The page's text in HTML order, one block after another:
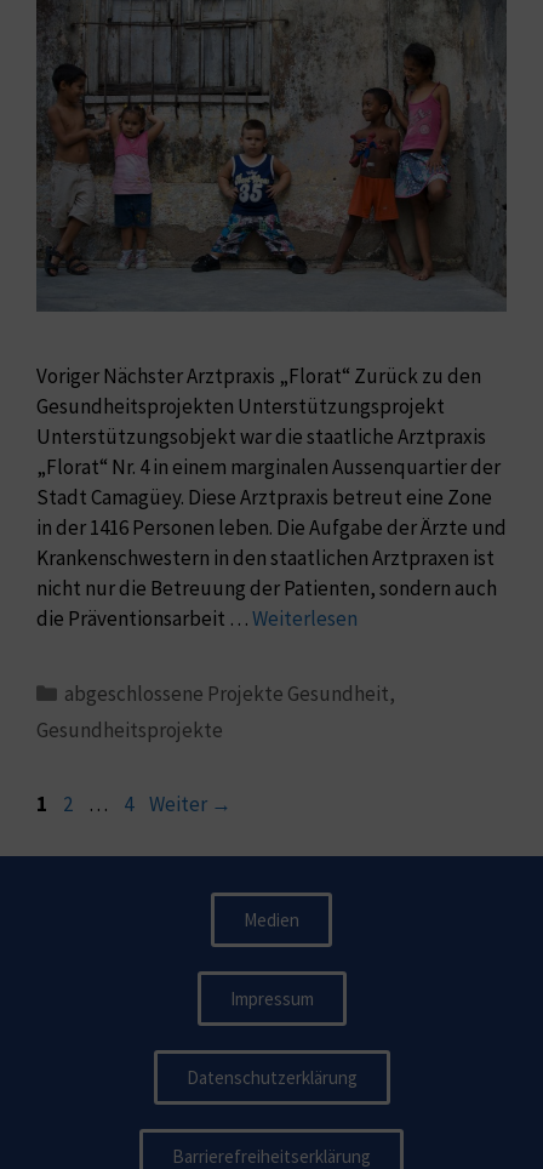
Voriger Nächster Arztpraxis „Florat“ Zurück zu den
Gesundheitsprojekten Unterstützungsprojekt
Unterstützungsobjekt war die staatliche Arztpraxis
„Florat“ Nr. 4 in einem marginalen Aussenquartier der
Stadt Camagüey. Diese Arztpraxis betreut eine Zone
in der 1416 Personen leben. Die Aufgabe der Ärzte und
Krankenschwestern in den staatlichen Arztpraxen ist
nicht nur die Betreuung der Patienten, sondern auch
die Präventionsarbeit …Weiterlesen
abgeschlossene Projekte Gesundheit,
Gesundheitsprojekte
1 2 … 4 Weiter →
Medien
Impressum
Datenschutzerklärung
Barrierefreiheitserklärung